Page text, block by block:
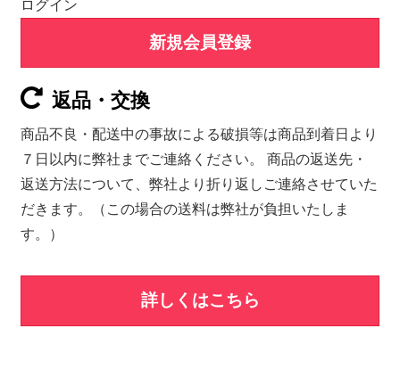
ログイン
新規会員登録
返品・交換
商品不良・配送中の事故による破損等は商品到着日より
７日以内に弊社までご連絡ください。 商品の返送先・
返送方法について、弊社より折り返しご連絡させていた
だきます。（この場合の送料は弊社が負担いたしま
す。）
詳しくはこちら